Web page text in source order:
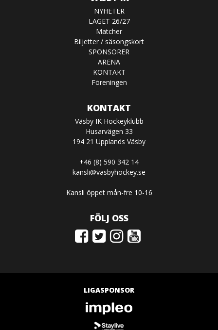
NYHETER
LAGET 26/27
Matcher
Biljetter / säsongskort
SPONSORER
ARENA
KONTAKT
Föreningen
KONTAKT
Väsby IK Hockeyklubb
Husarvägen 33
194 21 Upplands Väsby
+46 (8) 590 342 14
kansli@vasbyhockey.se
Kansli öppet mån-fre 10-16
FÖLJ OSS
LIGASPONSOR